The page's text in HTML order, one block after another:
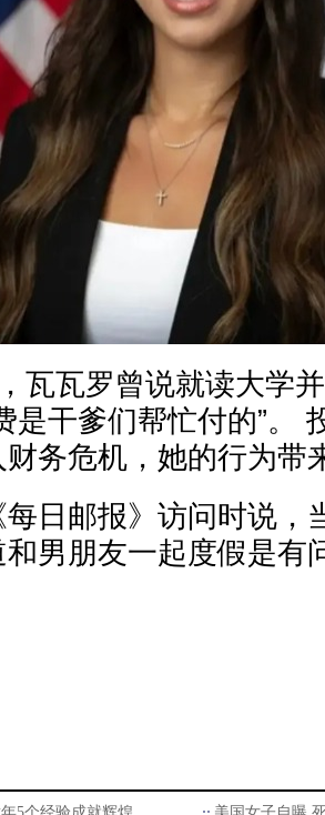
，瓦瓦罗曾说就读大学
是干爹们帮忙付的”。
务危机，她的行为带
日邮报》访问时说，
男朋友一起度假是有